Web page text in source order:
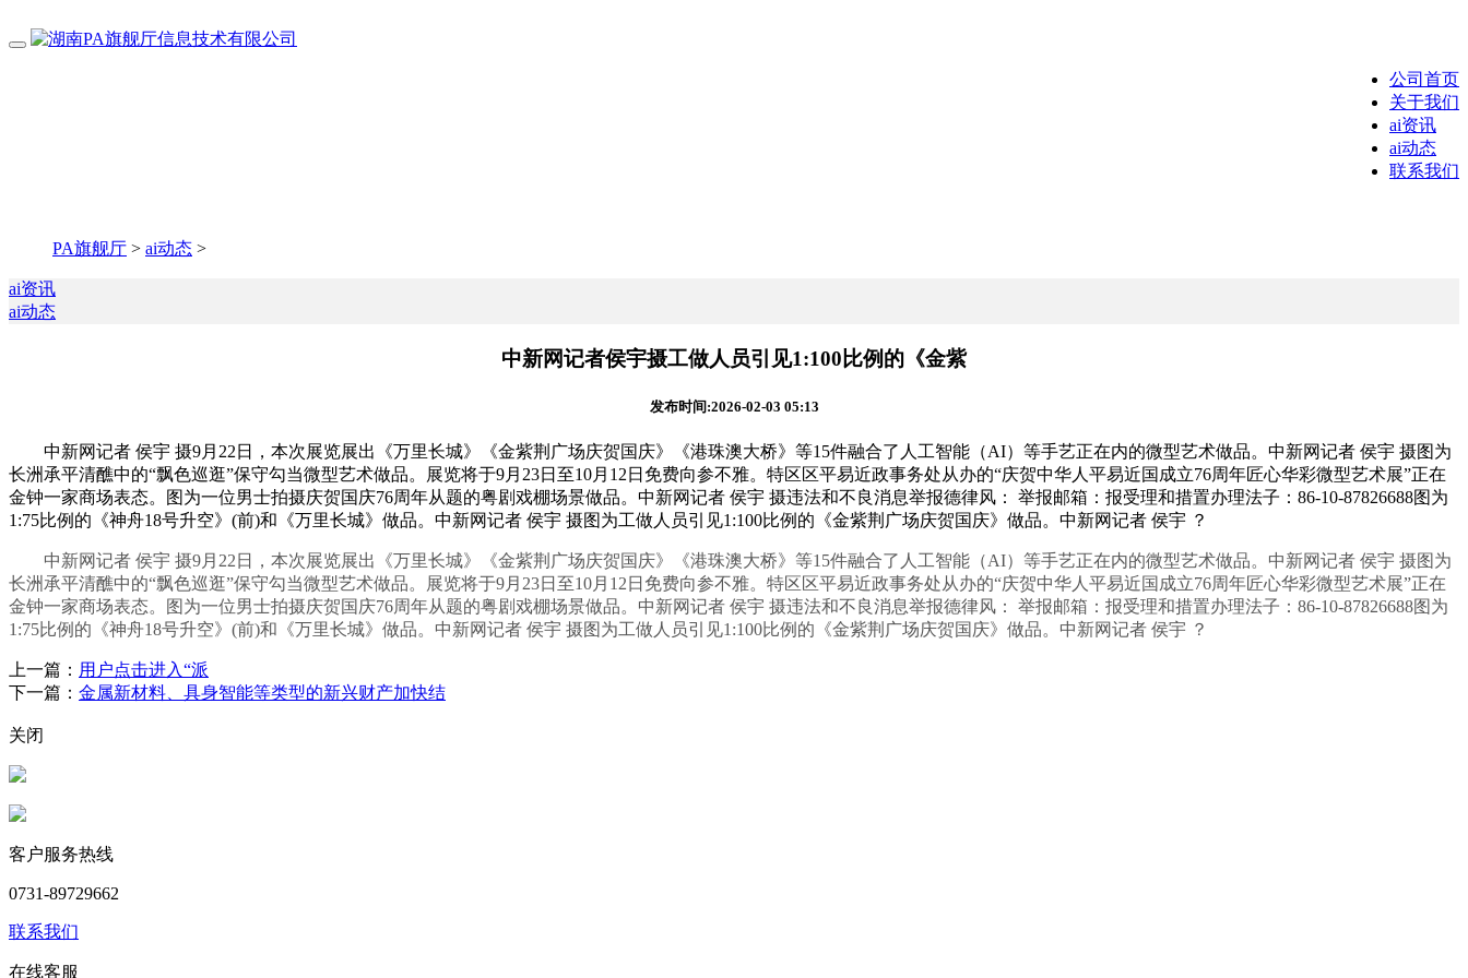
公司首页
关于我们
ai资讯
ai动态
联系我们
PA旗舰厅 > ai动态 >
ai资讯
ai动态
中新网记者侯宇摄工做人员引见1:100比例的《金紫
发布时间:2026-02-03 05:13
中新网记者 侯宇 摄9月22日，本次展览展出《万里长城》《金紫荆广场庆贺国庆》《港珠澳大桥》等15件融合了人工智能（AI）等手艺正在内的微型艺术做品。中新网记者 侯宇 摄图为
长洲承平清醮中的“飘色巡逛”保守勾当微型艺术做品。展览将于9月23日至10月12日免费向参不雅。特区区平易近政事务处从办的“庆贺中华人平易近国成立76周年匠心华彩微型艺术展”正在
金钟一家商场表态。图为一位男士拍摄庆贺国庆76周年从题的粤剧戏棚场景做品。中新网记者 侯宇 摄违法和不良消息举报德律风： 举报邮箱：报受理和措置办理法子：86-10-87826688图为
1:75比例的《神舟18号升空》(前)和《万里长城》做品。中新网记者 侯宇 摄图为工做人员引见1:100比例的《金紫荆广场庆贺国庆》做品。中新网记者 侯宇 ？
中新网记者 侯宇 摄9月22日，本次展览展出《万里长城》《金紫荆广场庆贺国庆》《港珠澳大桥》等15件融合了人工智能（AI）等手艺正在内的微型艺术做品。中新网记者 侯宇 摄图为
长洲承平清醮中的“飘色巡逛”保守勾当微型艺术做品。展览将于9月23日至10月12日免费向参不雅。特区区平易近政事务处从办的“庆贺中华人平易近国成立76周年匠心华彩微型艺术展”正在
金钟一家商场表态。图为一位男士拍摄庆贺国庆76周年从题的粤剧戏棚场景做品。中新网记者 侯宇 摄违法和不良消息举报德律风： 举报邮箱：报受理和措置办理法子：86-10-87826688图为
1:75比例的《神舟18号升空》(前)和《万里长城》做品。中新网记者 侯宇 摄图为工做人员引见1:100比例的《金紫荆广场庆贺国庆》做品。中新网记者 侯宇 ？
上一篇： 用户点击进入“派
下一篇： 金属新材料、具身智能等类型的新兴财产加快结
关闭
客户服务热线
0731-89729662
联系我们
在线客服